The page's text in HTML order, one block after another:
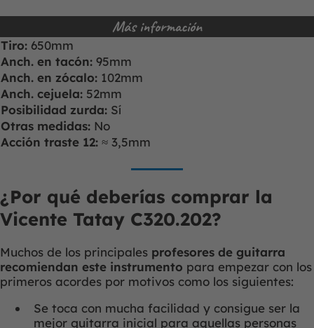
Más información
Tiro: 650mm
Anch. en tacón: 95mm
Anch. en zócalo: 102mm
Anch. cejuela: 52mm
Posibilidad zurda: Sí
Otras medidas: No
Acción traste 12: ≈ 3,5mm
¿Por qué deberías comprar la
Vicente Tatay C320.202?
Muchos de los principales profesores de guitarra
recomiendan este instrumento para empezar con los
primeros acordes por motivos como los siguientes:
Se toca con mucha facilidad y consigue ser la
mejor guitarra inicial para aquellas personas